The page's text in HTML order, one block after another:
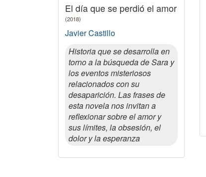
El día que se perdió el amor
(2018)
Javier Castillo
Historia que se desarrolla en
torno a la búsqueda de Sara y
los eventos misteriosos
relacionados con su
desaparición. Las frases de
esta novela nos invitan a
reflexionar sobre el amor y
sus límites, la obsesión, el
dolor y la esperanza